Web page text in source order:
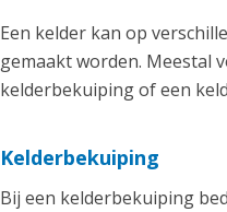
Een kelder kan op
gemaakt worden. Meestal
kelderbekuiping of een
Kelderbekuiping
Bij een kelderbekuiping